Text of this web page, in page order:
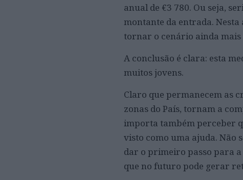
anual de €3 780. Ou seja,
montante da entrada.
tornar o cenário ainda mais
A conclusão é clara: esta
muitos jovens.
Claro que permanecem as
zonas do País, tornam a
importa também perceber
visto como uma ajuda. Não
dar o primeiro passo para
que no futuro pode gerar